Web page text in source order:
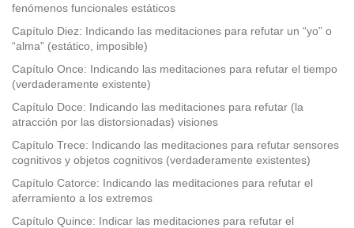
fenómenos funcionales estáticos
Capítulo Diez: Indicando las meditaciones para refutar un “yo” o
“alma” (estático, imposible)
Capítulo Once: Indicando las meditaciones para refutar el tiempo
(verdaderamente existente)
Capítulo Doce: Indicando las meditaciones para refutar (la
atracción por las distorsionadas) visiones
Capítulo Trece: Indicando las meditaciones para refutar sensores
cognitivos y objetos cognitivos (verdaderamente existentes)
Capítulo Catorce: Indicando las meditaciones para refutar el
aferramiento a los extremos
Capítulo Quince: Indicar las meditaciones para refutar el